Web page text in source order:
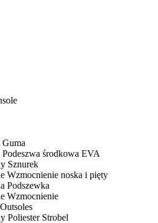
środkowa EVA
Sznurek
Wzmocnienie noska i pięty
Podszewka
Wzmocnienie
Poliester Strobel